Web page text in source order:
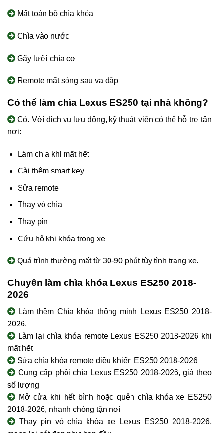
Mất toàn bộ chìa khóa
Chìa vào nước
Gãy lưỡi chìa cơ
Remote mất sóng sau va đập
Có thể làm chìa Lexus ES250 tại nhà không?
Có. Với dịch vụ lưu động, kỹ thuật viên có thể hỗ trợ tận
nơi:
Làm chìa khi mất hết
Cài thêm smart key
Sửa remote
Thay vỏ chìa
Thay pin
Cứu hộ khi khóa trong xe
Quá trình thường mất từ 30-90 phút tùy tình trạng xe.
Chuyên làm chìa khóa Lexus ES250 2018-
2026
Làm thêm Chìa khóa thông minh Lexus ES250 2018-
2026.
Làm lại chìa khóa remote Lexus ES250 2018-2026 khi
mất hết
Sửa chìa khóa remote điều khiển ES250 2018-2026
Cung cấp phôi chìa Lexus ES250 2018-2026, giá theo
số lượng
Mở cửa khi hết bình hoặc quên chìa khóa xe ES250
2018-2026, nhanh chóng tận nơi
Thay pin vỏ chìa khóa xe Lexus ES250 2018-2026,